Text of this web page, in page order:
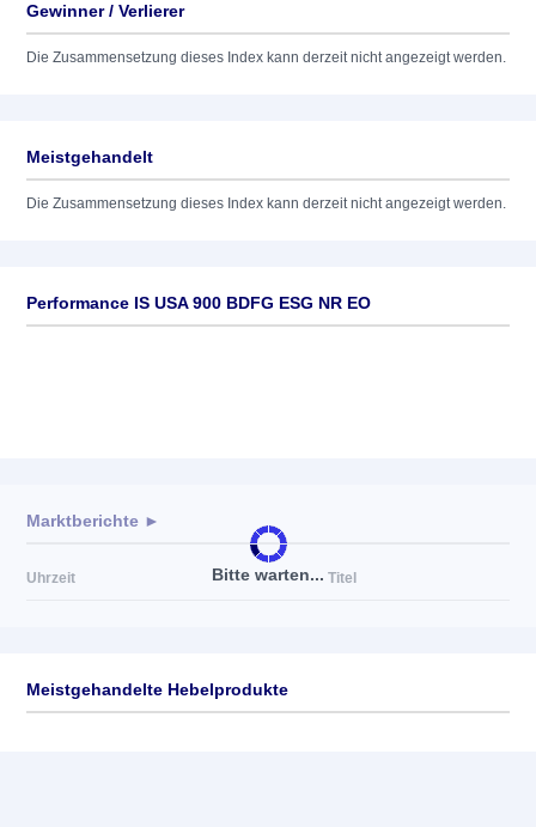
Gewinner / Verlierer
Die Zusammensetzung dieses Index kann derzeit nicht angezeigt werden.
Meistgehandelt
Die Zusammensetzung dieses Index kann derzeit nicht angezeigt werden.
Performance IS USA 900 BDFG ESG NR EO
Bitte warten...
Marktberichte ►
Uhrzeit Titel
Meistgehandelte Hebelprodukte